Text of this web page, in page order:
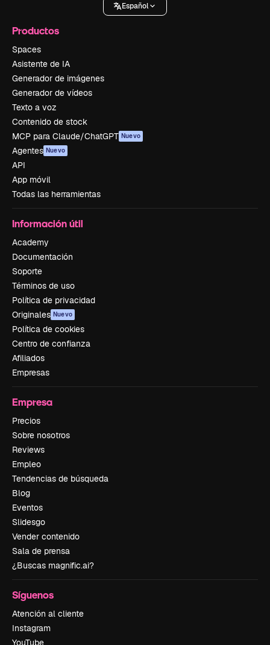
Español
Productos
Spaces
Asistente de IA
Generador de imágenes
Generador de vídeos
Texto a voz
Contenido de stock
MCP para Claude/ChatGPT Nuevo
Agentes Nuevo
API
App móvil
Todas las herramientas
Información útil
Academy
Documentación
Soporte
Términos de uso
Política de privacidad
Originales Nuevo
Política de cookies
Centro de confianza
Afiliados
Empresas
Empresa
Precios
Sobre nosotros
Reviews
Empleo
Tendencias de búsqueda
Blog
Eventos
Slidesgo
Vender contenido
Sala de prensa
¿Buscas magnific.ai?
Síguenos
Atención al cliente
Instagram
YouTube